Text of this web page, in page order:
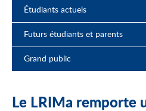
Étudiants actuels
Futurs étudiants et parents
Grand public
Le LRIMa remporte